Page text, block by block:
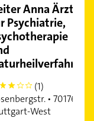
Anna Ärztin
Psychiatrie,
(1)
• 70176
West